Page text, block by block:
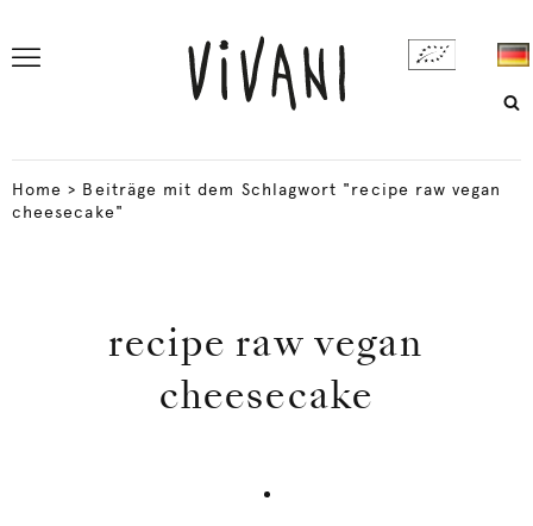
Home > Beiträge mit dem Schlagwort "recipe raw vegan
cheesecake"
recipe raw vegan
cheesecake